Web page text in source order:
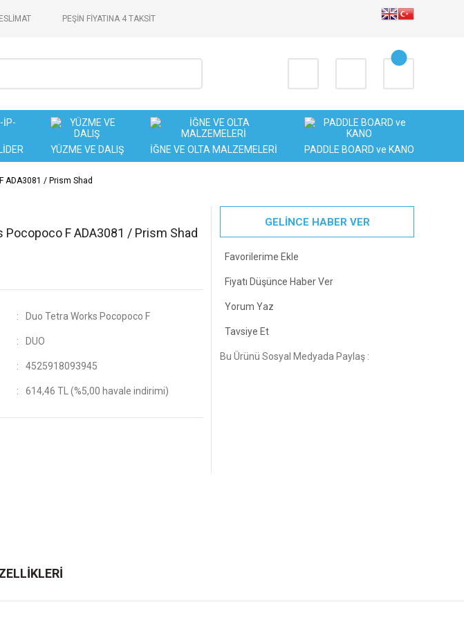
PEŞİN FİYATINA 4 TAKSİT
YÜZME VE DALIŞ İĞNE VE OLTA MALZEMELERİ PADDLE BOARD ve KANO
ADA3081 / Prism Shad
Pocopoco F ADA3081 / Prism Shad
Duo Tetra Works Pocopoco F
DUO
4525918093945
614,46 TL (%5,00 havale indirimi)
GELİNCE HABER VER
Fiyatı Düşünce Haber Ver
Yorum Yaz
Tavsiye Et
Bu Ürünü Sosyal Medyada Paylaş :